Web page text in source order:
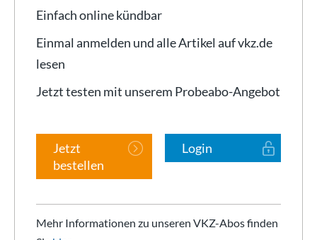
Einfach online kündbar
Einmal anmelden und alle Artikel auf vkz.de
lesen
Jetzt testen mit unserem Probeabo-Angebot
Jetzt
bestellen
Login
Mehr Informationen zu unseren VKZ-Abos finden